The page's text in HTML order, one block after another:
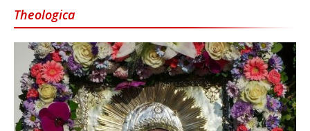
Theologica